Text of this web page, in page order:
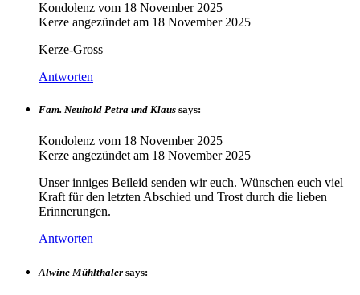
Kondolenz vom 18 November 2025
Kerze angezündet am 18 November 2025
Kerze-Gross
Antworten
Fam. Neuhold Petra und Klaus says:
Kondolenz vom 18 November 2025
Kerze angezündet am 18 November 2025
Unser inniges Beileid senden wir euch. Wünschen euch viel
Kraft für den letzten Abschied und Trost durch die lieben
Erinnerungen.
Antworten
Alwine Mühlthaler says: